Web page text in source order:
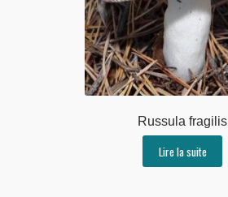
Russula fragilis
Lire la suite